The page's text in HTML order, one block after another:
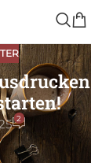
2
2026sind da!